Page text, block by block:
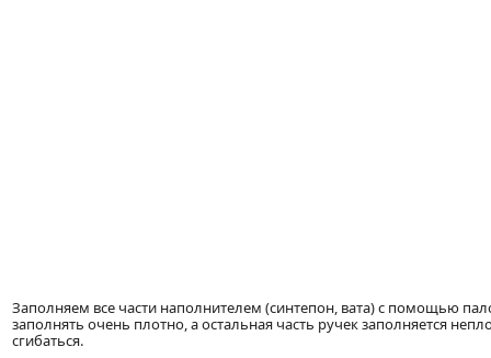
Заполняем все части наполнителем (синтепон, вата) с помощью
заполнять очень плотно, а остальная часть ручек заполняется
сгибаться.